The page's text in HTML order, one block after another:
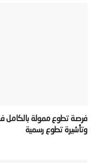
وتأشيرة تطوع رسمية‬